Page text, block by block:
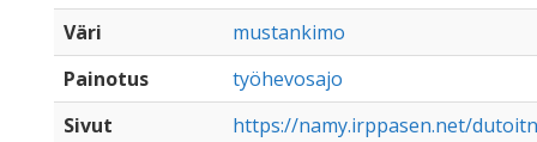
Väri
mustankimo
Painotus
työhevosajo
Sivut
https://namy.irppasen.net/